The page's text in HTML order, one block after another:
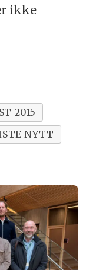
ikke
2015
NYTT